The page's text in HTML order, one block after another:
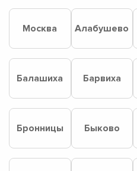
Москва Алабушево
Балашиха Барвиха
Бронницы Быково